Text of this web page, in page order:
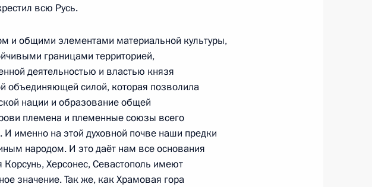
Собранию
10
Собранию
5
всю Русь.
и общими элементами материальной культуры,
границами территорией,
деятельностью и властью князя
объединяющей силой, которая позволила
нации и образование общей
племена и племенные союзы всего
именно на этой духовной почве наши предки
народом. И это даёт нам все основания
Херсонес, Севастополь имеют
значение. Так же, как Храмовая гора